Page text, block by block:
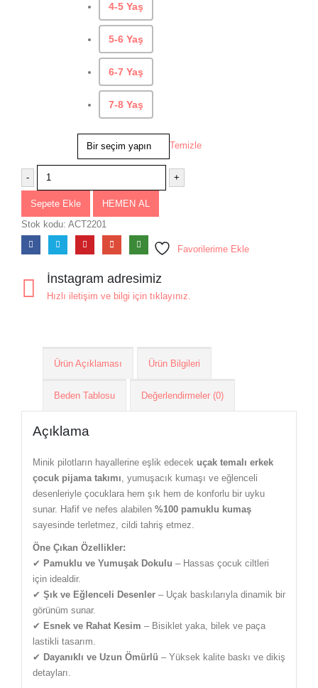
4-5 Yaş
5-6 Yaş
6-7 Yaş
7-8 Yaş
Temizle
- +
Sepete Ekle
HEMEN AL
Stok kodu: ACT2201
Favorilerime Ekle
İnstagram adresimiz
Hızlı iletişim ve bilgi için tıklayınız.
Ürün Açıklaması Ürün Bilgileri
Beden Tablosu Değerlendirmeler (0)
Açıklama
Minik pilotların hayallerine eşlik edecek uçak temalı erkek
çocuk pijama takımı, yumuşacık kumaşı ve eğlenceli
desenleriyle çocuklara hem şık hem de konforlu bir uyku
sunar. Hafif ve nefes alabilen %100 pamuklu kumaş
sayesinde terletmez, cildi tahriş etmez.
Öne Çıkan Özellikler:
✔ Pamuklu ve Yumuşak Dokulu – Hassas çocuk ciltleri
için idealdir.
✔ Şık ve Eğlenceli Desenler – Uçak baskılarıyla dinamik bir
görünüm sunar.
✔ Esnek ve Rahat Kesim – Bisiklet yaka, bilek ve paça
lastikli tasarım.
✔ Dayanıklı ve Uzun Ömürlü – Yüksek kalite baskı ve dikiş
detayları.